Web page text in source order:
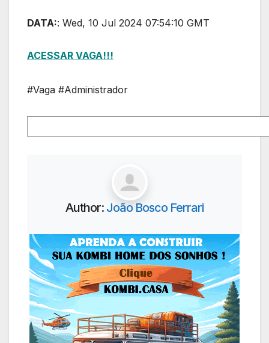
DATA:: Wed, 10 Jul 2024 07:54:10 GMT
ACESSAR VAGA!!!
#Vaga #Administrador
Author: João Bosco Ferrari